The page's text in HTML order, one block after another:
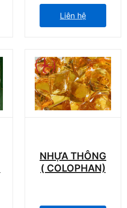
Liên hệ
NHỰA THÔNG
( COLOPHAN)